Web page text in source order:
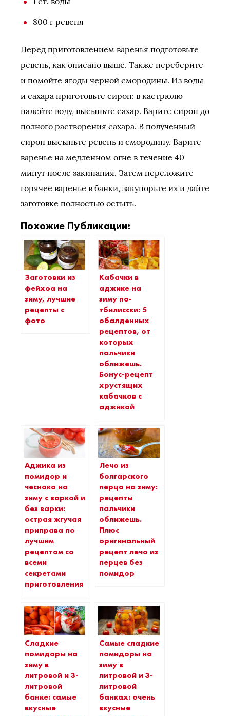
800 г ревеня
Перед приготовлением варенья подготовьте
ревень, как описано выше. Также переберите
и помойте ягоды черной смородины. Из воды
и сахара приготовьте сироп: в кастрюлю
налейте воду, высыпьте сахар. Варите сироп до
полного растворения сахара. В полученный
сироп высыпьте ревень и смородину. Варите
варенье на медленном огне в течение 40
минут после закипания. Затем переложите
горячее варенье в банки, закупорьте их и дайте
заготовке полностью остыть.
Похожие Публикации:
Заготовки из
фейхоа на
зиму, лучшие
рецепты с
фото
Кабачки в
аджике на
зиму по-
тбилисски: 5
обалденных
рецептов, от
которых
пальчики
оближешь.
Бонус-рецепт
хрустящих
кабачков с
аджикой
Аджика из
помидор и
чеснока на
зиму с варкой и
без варки:
острая жгучая
приправа по
лучшим
рецептам со
всеми
секретами
приготовления
Лечо из
болгарского
перца на зиму:
рецепты
пальчики
оближешь.
Плюс
оригинальный
рецепт лечо из
перцев без
помидор
Сладкие
помидоры на
зиму в
литровой и 3-
литровой
банке: самые
вкусные
Самые сладкие
помидоры на
зиму в
литровой и 3-
литровой
банках: очень
вкусные